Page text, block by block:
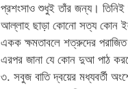
প্রশংসাও শুধুই তাঁর জন্য। তিনিই
আল্লাহ ছাড়া কোনো সত্য কোন
একক ক্ষমতাবলে শত্রুদের
এরপর জানা যে কোন দুআ পাঠ
৩. সবুজ বাতি দ্বয়ের মধ্যবর্তী